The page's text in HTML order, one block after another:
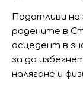
Податливи на
родените в
асцедент в
за да
налягане и